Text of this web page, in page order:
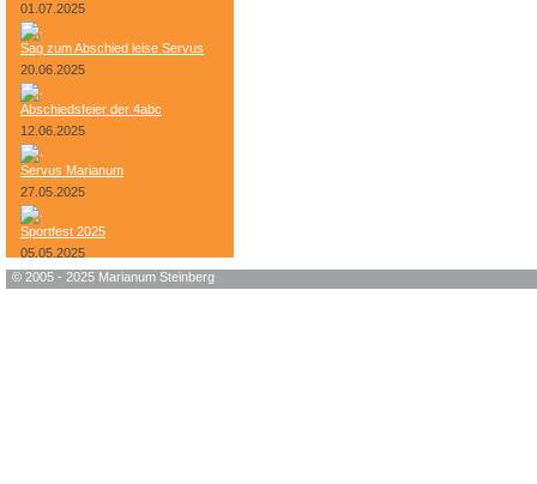
01.07.2025
Sag zum Abschied leise Servus
20.06.2025
Abschiedsfeier der 4abc
12.06.2025
Servus Marianum
27.05.2025
Sportfest 2025
05.05.2025
Bundesheer-Tag
© 2005 - 2025 Marianum Steinberg